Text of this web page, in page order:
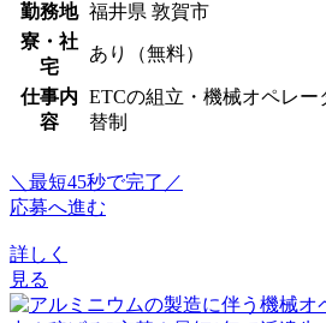
勤務地 福井県 敦賀市
寮・社
宅
あり（無料）
仕事内
容
ETCの組立・機械オペレー
替制
＼最短45秒で完了／
応募へ進む
詳しく
見る